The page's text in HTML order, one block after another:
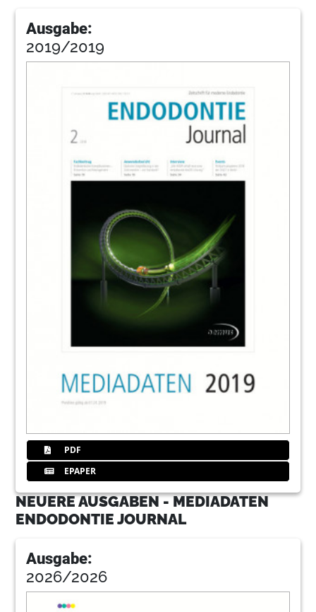
Ausgabe:
2019/2019
PDF
EPAPER
NEUERE AUSGABEN - MEDIADATEN
ENDODONTIE JOURNAL
Ausgabe:
2026/2026